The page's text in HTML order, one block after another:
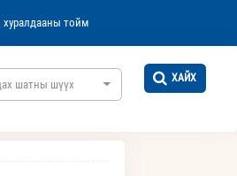
хуралдааны тойм
шатны шүүх
ХАЙХ